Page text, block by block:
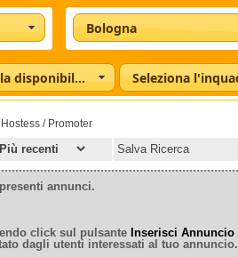
Bologna
Seleziona la disponibilità
Hostess / Promoter
Salva Ricerca
annunci.
click sul pulsante Inserisci Annuncio
dagli utenti interessati al tuo annuncio.